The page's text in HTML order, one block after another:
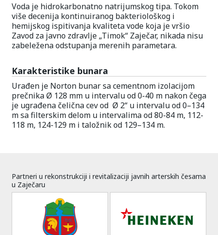
Voda je hidrokarbonatno natrijumskog tipa. Tokom
više decenija kontinuiranog bakteriološkog i
hemijskog ispitivanja kvaliteta vode koja je vršio
Zavod za javno zdravlje „Timok“ Zaječar, nikada nisu
zabeležena odstupanja merenih parametara.
Karakteristike bunara
Urađen je Norton bunar sa cementnom izolacijom
prečnika Ø 128 mm u intervalu od 0-40 m nakon čega
je ugrađena čelična cev od Ø 2“ u intervalu od 0–134
m sa filterskim delom u intervalima od 80-84 m, 112-
118 m, 124-129 m i taložnik od 129–134 m.
Partneri u rekonstrukciji i revitalizaciji javnih arterskih česama
u Zaječaru